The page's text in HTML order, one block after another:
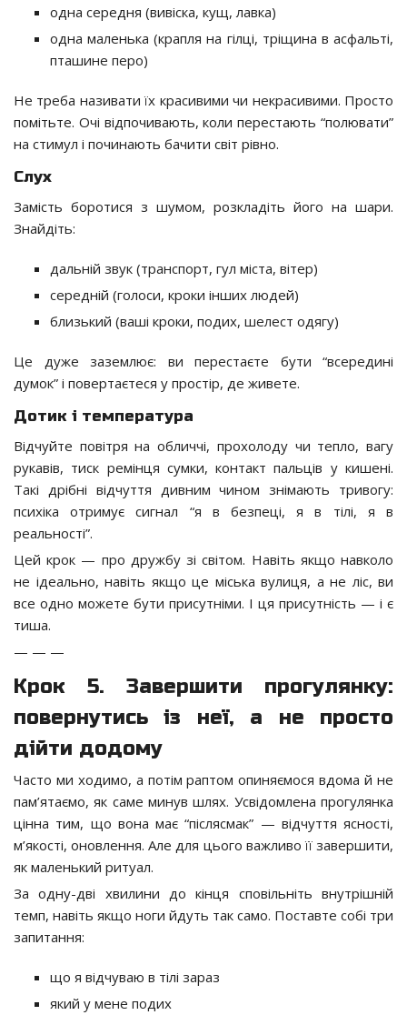
одна середня (вивіска, кущ, лавка)
одна маленька (крапля на гілці, тріщина в асфальті,
пташине перо)
Не треба називати їх красивими чи некрасивими. Просто
помітьте. Очі відпочивають, коли перестають “полювати”
на стимул і починають бачити світ рівно.
Слух
Замість боротися з шумом, розкладіть його на шари.
Знайдіть:
дальній звук (транспорт, гул міста, вітер)
середній (голоси, кроки інших людей)
близький (ваші кроки, подих, шелест одягу)
Це дуже заземлює: ви перестаєте бути “всередині
думок” і повертаєтеся у простір, де живете.
Дотик і температура
Відчуйте повітря на обличчі, прохолоду чи тепло, вагу
рукавів, тиск ремінця сумки, контакт пальців у кишені.
Такі дрібні відчуття дивним чином знімають тривогу:
психіка отримує сигнал “я в безпеці, я в тілі, я в
реальності”.
Цей крок — про дружбу зі світом. Навіть якщо навколо
не ідеально, навіть якщо це міська вулиця, а не ліс, ви
все одно можете бути присутніми. І ця присутність — і є
тиша.
— — —
Крок 5. Завершити прогулянку:
повернутись із неї, а не просто
дійти додому
Часто ми ходимо, а потім раптом опиняємося вдома й не
пам’ятаємо, як саме минув шлях. Усвідомлена прогулянка
цінна тим, що вона має “післясмак” — відчуття ясності,
м’якості, оновлення. Але для цього важливо її завершити,
як маленький ритуал.
За одну-дві хвилини до кінця сповільніть внутрішній
темп, навіть якщо ноги йдуть так само. Поставте собі три
запитання:
що я відчуваю в тілі зараз
який у мене подих